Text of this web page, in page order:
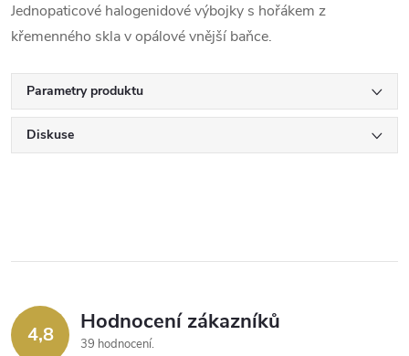
Jednopaticové halogenidové výbojky s hořákem z
křemenného skla v opálové vnější baňce.
Parametry produktu
Diskuse
4,8 Hodnocení zákazníků
39 hodnocení